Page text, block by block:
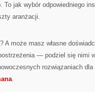
To jak wybór odpowiedniego
aranżacji.
A może masz własne
— podziel się nimi
rozwiązaniach dla
.